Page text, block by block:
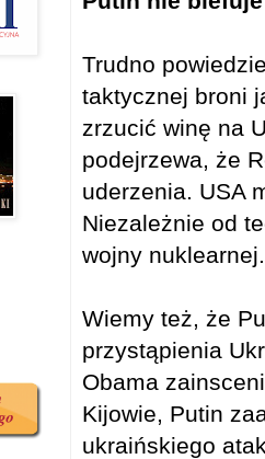
Trudno
taktycznej broni
zrzucić winę na
podejrzewa, że
uderzenia. USA
Niezależnie od
wojny nuklearnej.
Wiemy też, że
przystąpienia
Obama
Kijowie, Putin
ukraińskiego